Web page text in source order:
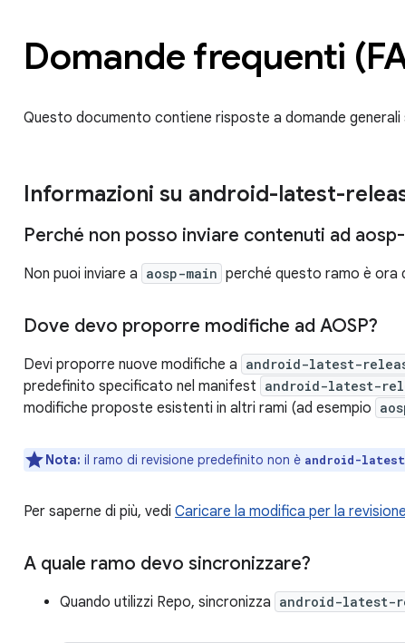
Domande frequenti
Questo documento contiene risposte a domande
Informazioni su android-latest-
Perché non posso inviare contenuti ad
Non puoi inviare a aosp-main perché questo ramo è ora
Dove devo proporre modifiche ad AOSP?
Devi proporre nuove modifiche a android-latest-
predefinito specificato nel manifest android-latest-
modifiche proposte esistenti in altri rami (ad esempio
Nota: il ramo di revisione predefinito non è android-
Per saperne di più, vedi Caricare la modifica per la revisione
A quale ramo devo sincronizzare?
Quando utilizzi Repo, sincronizza android-latest-